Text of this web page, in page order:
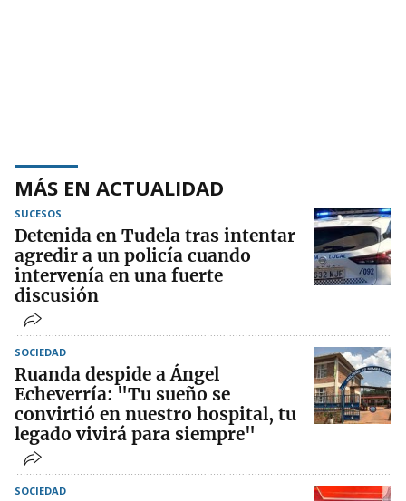
MÁS EN ACTUALIDAD
SUCESOS
Detenida en Tudela tras intentar
agredir a un policía cuando
intervenía en una fuerte
discusión
SOCIEDAD
Ruanda despide a Ángel
Echeverría: "Tu sueño se
convirtió en nuestro hospital, tu
legado vivirá para siempre"
SOCIEDAD